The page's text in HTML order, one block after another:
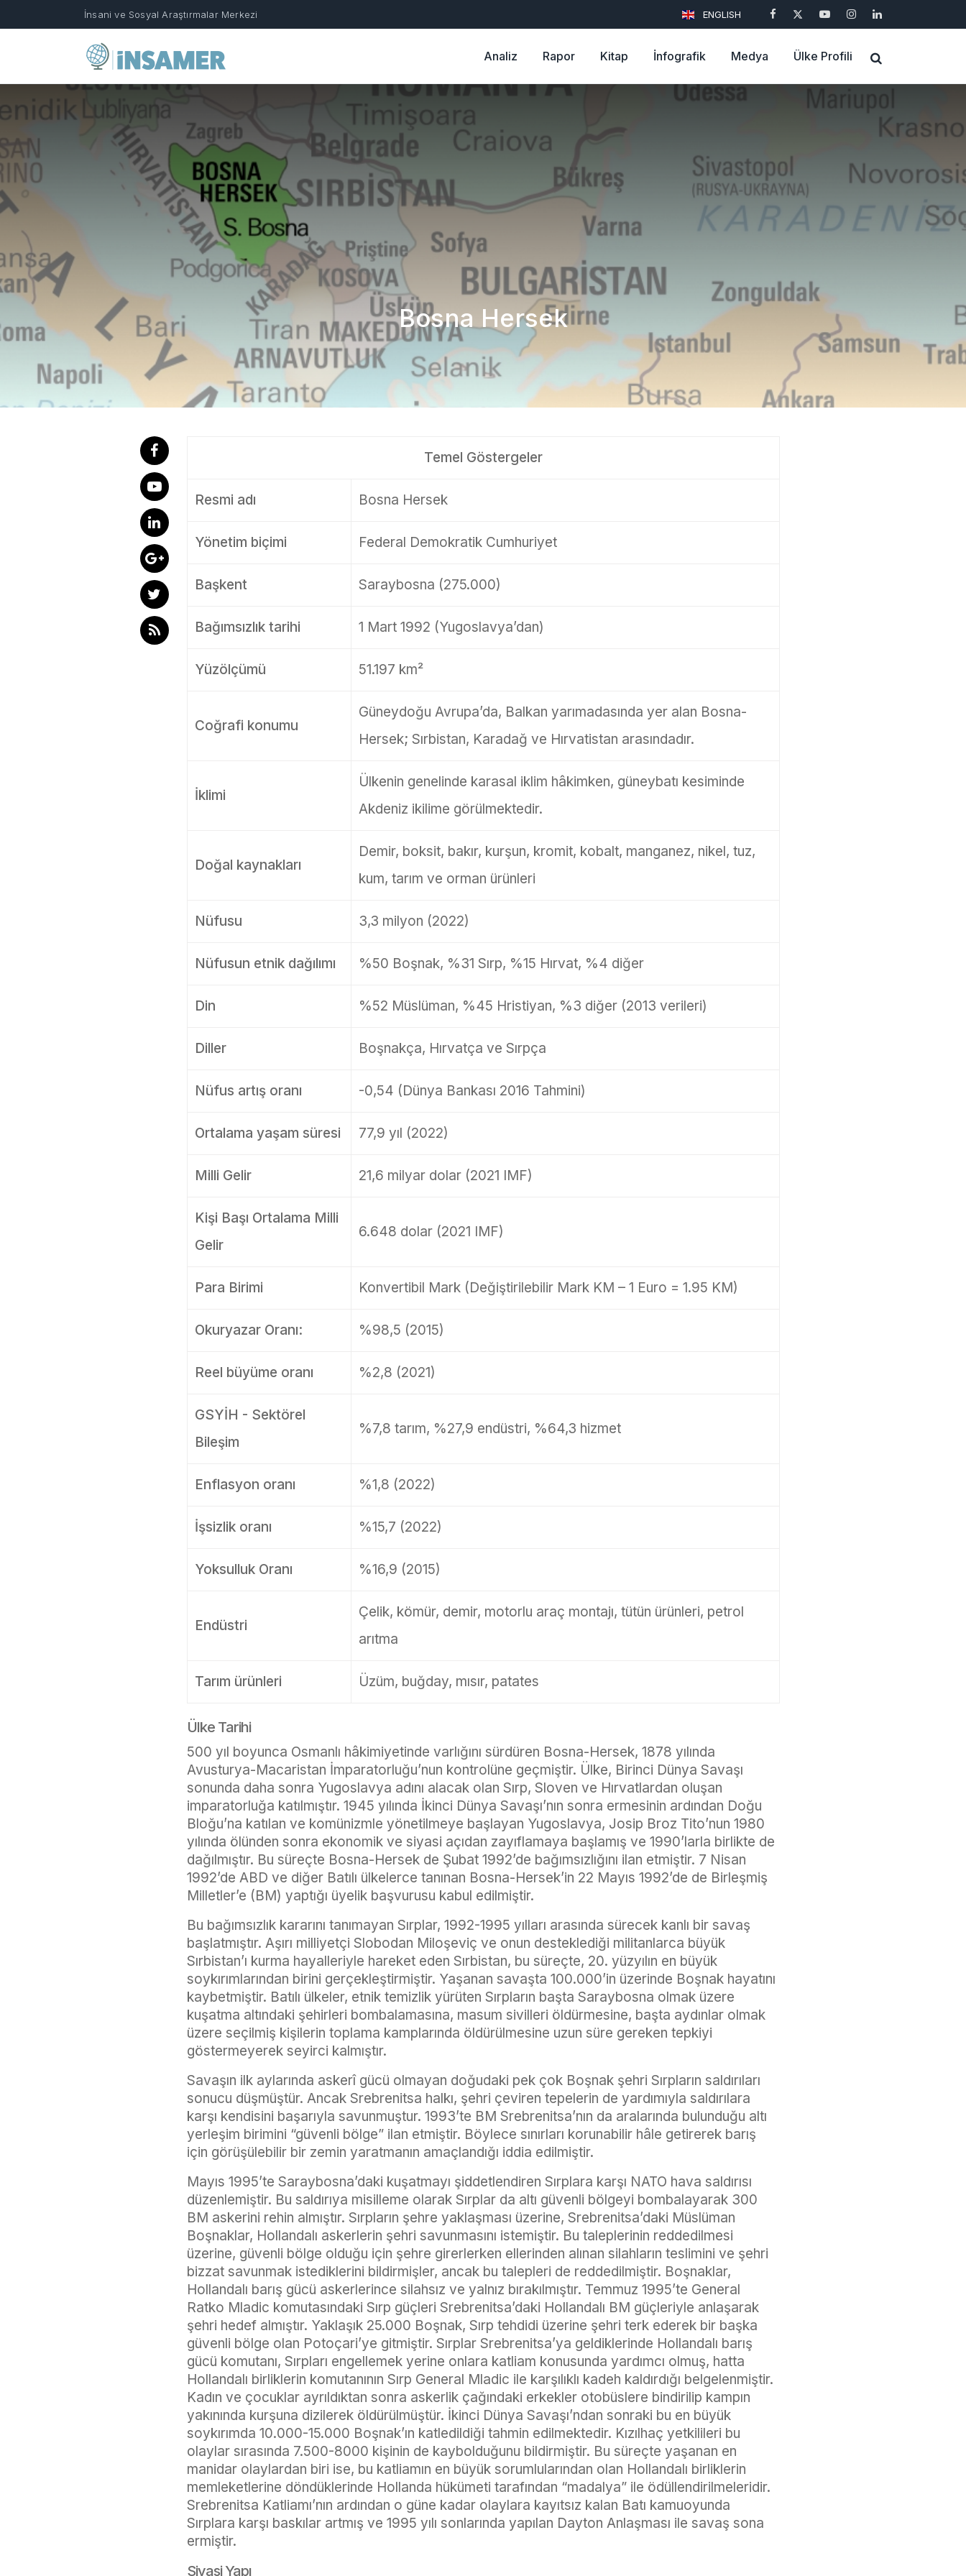
İnsani ve Sosyal Araştırmalar Merkezi ENGLISH
Analiz Rapor Kitap İnfografik Medya Ülke Profili
Bosna Hersek
Temel Göstergeler
Resmi adı Bosna Hersek
Yönetim biçimi Federal Demokratik Cumhuriyet
Başkent Saraybosna (275.000)
Bağımsızlık tarihi 1 Mart 1992 (Yugoslavya’dan)
Yüzölçümü 51.197 km²
Coğrafi konumu
Güneydoğu Avrupa’da, Balkan yarımadasında yer alan Bosna-
Hersek; Sırbistan, Karadağ ve Hırvatistan arasındadır.
İklimi
Ülkenin genelinde karasal iklim hâkimken, güneybatı kesiminde
Akdeniz ikilime görülmektedir.
Doğal kaynakları
Demir, boksit, bakır, kurşun, kromit, kobalt, manganez, nikel, tuz,
kum, tarım ve orman ürünleri
Nüfusu 3,3 milyon (2022)
Nüfusun etnik dağılımı %50 Boşnak, %31 Sırp, %15 Hırvat, %4 diğer
Din %52 Müslüman, %45 Hristiyan, %3 diğer (2013 verileri)
Diller Boşnakça, Hırvatça ve Sırpça
Nüfus artış oranı -0,54 (Dünya Bankası 2016 Tahmini)
Ortalama yaşam süresi 77,9 yıl (2022)
Milli Gelir 21,6 milyar dolar (2021 IMF)
Kişi Başı Ortalama Milli
Gelir
6.648 dolar (2021 IMF)
Para Birimi Konvertibil Mark (Değiştirilebilir Mark KM – 1 Euro = 1.95 KM)
Okuryazar Oranı: %98,5 (2015)
Reel büyüme oranı %2,8 (2021)
GSYİH - Sektörel
Bileşim
%7,8 tarım, %27,9 endüstri, %64,3 hizmet
Enflasyon oranı %1,8 (2022)
İşsizlik oranı %15,7 (2022)
Yoksulluk Oranı %16,9 (2015)
Endüstri
Çelik, kömür, demir, motorlu araç montajı, tütün ürünleri, petrol
arıtma
Tarım ürünleri Üzüm, buğday, mısır, patates
Ülke Tarihi
500 yıl boyunca Osmanlı hâkimiyetinde varlığını sürdüren Bosna-Hersek, 1878 yılında
Avusturya-Macaristan İmparatorluğu’nun kontrolüne geçmiştir. Ülke, Birinci Dünya Savaşı
sonunda daha sonra Yugoslavya adını alacak olan Sırp, Sloven ve Hırvatlardan oluşan
imparatorluğa katılmıştır. 1945 yılında İkinci Dünya Savaşı’nın sonra ermesinin ardından Doğu
Bloğu’na katılan ve komünizmle yönetilmeye başlayan Yugoslavya, Josip Broz Tito’nun 1980
yılında ölünden sonra ekonomik ve siyasi açıdan zayıflamaya başlamış ve 1990’larla birlikte de
dağılmıştır. Bu süreçte Bosna-Hersek de Şubat 1992’de bağımsızlığını ilan etmiştir. 7 Nisan
1992’de ABD ve diğer Batılı ülkelerce tanınan Bosna-Hersek’in 22 Mayıs 1992’de de Birleşmiş
Milletler’e (BM) yaptığı üyelik başvurusu kabul edilmiştir.
Bu bağımsızlık kararını tanımayan Sırplar, 1992-1995 yılları arasında sürecek kanlı bir savaş
başlatmıştır. Aşırı milliyetçi Slobodan Miloşeviç ve onun desteklediği militanlarca büyük
Sırbistan’ı kurma hayalleriyle hareket eden Sırbistan, bu süreçte, 20. yüzyılın en büyük
soykırımlarından birini gerçekleştirmiştir. Yaşanan savaşta 100.000’in üzerinde Boşnak hayatını
kaybetmiştir. Batılı ülkeler, etnik temizlik yürüten Sırpların başta Saraybosna olmak üzere
kuşatma altındaki şehirleri bombalamasına, masum sivilleri öldürmesine, başta aydınlar olmak
üzere seçilmiş kişilerin toplama kamplarında öldürülmesine uzun süre gereken tepkiyi
göstermeyerek seyirci kalmıştır.
Savaşın ilk aylarında askerî gücü olmayan doğudaki pek çok Boşnak şehri Sırpların saldırıları
sonucu düşmüştür. Ancak Srebrenitsa halkı, şehri çeviren tepelerin de yardımıyla saldırılara
karşı kendisini başarıyla savunmuştur. 1993’te BM Srebrenitsa’nın da aralarında bulunduğu altı
yerleşim birimini “güvenli bölge” ilan etmiştir. Böylece sınırları korunabilir hâle getirerek barış
için görüşülebilir bir zemin yaratmanın amaçlandığı iddia edilmiştir.
Mayıs 1995’te Saraybosna’daki kuşatmayı şiddetlendiren Sırplara karşı NATO hava saldırısı
düzenlemiştir. Bu saldırıya misilleme olarak Sırplar da altı güvenli bölgeyi bombalayarak 300
BM askerini rehin almıştır. Sırpların şehre yaklaşması üzerine, Srebrenitsa’daki Müslüman
Boşnaklar, Hollandalı askerlerin şehri savunmasını istemiştir. Bu taleplerinin reddedilmesi
üzerine, güvenli bölge olduğu için şehre girerlerken ellerinden alınan silahların teslimini ve şehri
bizzat savunmak istediklerini bildirmişler, ancak bu talepleri de reddedilmiştir. Boşnaklar,
Hollandalı barış gücü askerlerince silahsız ve yalnız bırakılmıştır. Temmuz 1995’te General
Ratko Mladic komutasındaki Sırp güçleri Srebrenitsa’daki Hollandalı BM güçleriyle anlaşarak
şehri hedef almıştır. Yaklaşık 25.000 Boşnak, Sırp tehdidi üzerine şehri terk ederek bir başka
güvenli bölge olan Potoçari’ye gitmiştir. Sırplar Srebrenitsa’ya geldiklerinde Hollandalı barış
gücü komutanı, Sırpları engellemek yerine onlara katliam konusunda yardımcı olmuş, hatta
Hollandalı birliklerin komutanının Sırp General Mladic ile karşılıklı kadeh kaldırdığı belgelenmiştir.
Kadın ve çocuklar ayrıldıktan sonra askerlik çağındaki erkekler otobüslere bindirilip kampın
yakınında kurşuna dizilerek öldürülmüştür. İkinci Dünya Savaşı’ndan sonraki bu en büyük
soykırımda 10.000-15.000 Boşnak’ın katledildiği tahmin edilmektedir. Kızılhaç yetkilileri bu
olaylar sırasında 7.500-8000 kişinin de kaybolduğunu bildirmiştir. Bu süreçte yaşanan en
manidar olaylardan biri ise, bu katliamın en büyük sorumlularından olan Hollandalı birliklerin
memleketlerine döndüklerinde Hollanda hükümeti tarafından “madalya” ile ödüllendirilmeleridir.
Srebrenitsa Katliamı’nın ardından o güne kadar olaylara kayıtsız kalan Batı kamuoyunda
Sırplara karşı baskılar artmış ve 1995 yılı sonlarında yapılan Dayton Anlaşması ile savaş sona
ermiştir.
Siyasi Yapı